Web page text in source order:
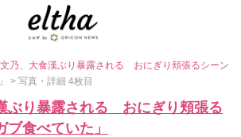
乃、大食漢ぶり暴露される おにぎり頬張るシーン
> 写真・詳細 4枚目
ぶり暴露される おにぎり頬張る
食べていた」